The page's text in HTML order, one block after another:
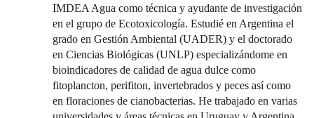
IMDEA Agua como técnica y ayudante de investigación
en el grupo de Ecotoxicología. Estudié en Argentina el
grado en Gestión Ambiental (UADER) y el doctorado
en Ciencias Biológicas (UNLP) especializándome en
bioindicadores de calidad de agua dulce como
fitoplancton, perifiton, invertebrados y peces así como
en floraciones de cianobacterias. He trabajado en varias